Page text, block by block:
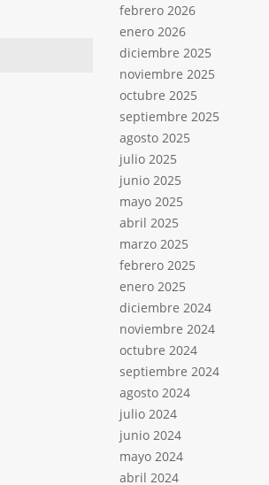
febrero 2026
enero 2026
diciembre 2025
noviembre 2025
octubre 2025
septiembre 2025
agosto 2025
julio 2025
junio 2025
mayo 2025
abril 2025
marzo 2025
febrero 2025
enero 2025
diciembre 2024
noviembre 2024
octubre 2024
septiembre 2024
agosto 2024
julio 2024
junio 2024
mayo 2024
abril 2024